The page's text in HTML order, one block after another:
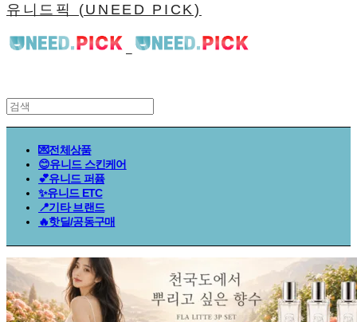
유니드픽 (UNEED PICK)
💌전체상품
😊유니드 스킨케어
💕유니드 퍼퓸
​✨유니드 ETC
📍기타 브랜드
🔥핫딜/공동구매